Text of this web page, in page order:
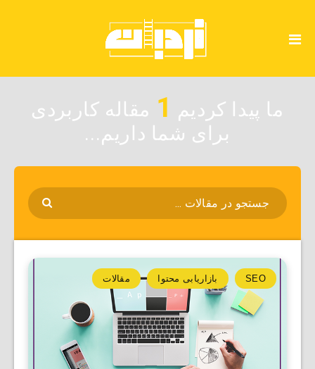
ما پیدا کردیم 1 مقاله کاربردی
برای شما داریم...
SEO بازاریابی محتوا مقالات